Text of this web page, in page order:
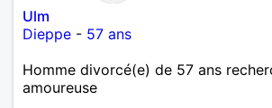
Ulm
Dieppe - 57 ans
Homme divorcé(e) de 57 ans
amoureuse